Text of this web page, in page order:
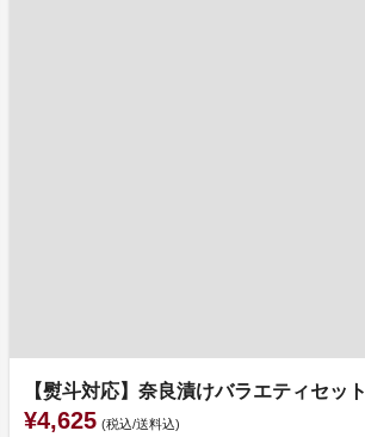
【熨斗対応】奈良漬けバラエティセット
¥4,625 (税込/送料込)